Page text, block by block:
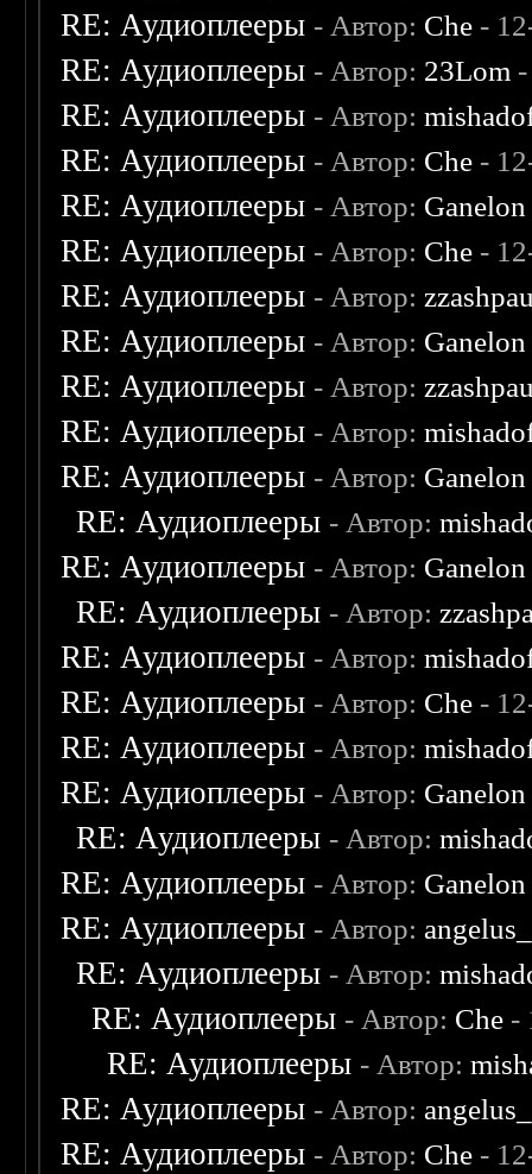
RE: Аудиоплееры - Автор: Che -
RE: Аудиоплееры - Автор: 23Lom
RE: Аудиоплееры - Автор:
RE: Аудиоплееры - Автор: Che -
RE: Аудиоплееры - Автор: Ganelon
RE: Аудиоплееры - Автор: Che -
RE: Аудиоплееры - Автор:
RE: Аудиоплееры - Автор: Ganelon
RE: Аудиоплееры - Автор:
RE: Аудиоплееры - Автор:
RE: Аудиоплееры - Автор: Ganelon
RE: Аудиоплееры - Автор:
RE: Аудиоплееры - Автор: Ganelon
RE: Аудиоплееры - Автор:
RE: Аудиоплееры - Автор:
RE: Аудиоплееры - Автор: Che -
RE: Аудиоплееры - Автор:
RE: Аудиоплееры - Автор: Ganelon
RE: Аудиоплееры - Автор:
RE: Аудиоплееры - Автор: Ganelon
RE: Аудиоплееры - Автор:
RE: Аудиоплееры - Автор:
RE: Аудиоплееры - Автор: Che -
RE: Аудиоплееры - Автор:
RE: Аудиоплееры - Автор:
RE: Аудиоплееры - Автор: Che -